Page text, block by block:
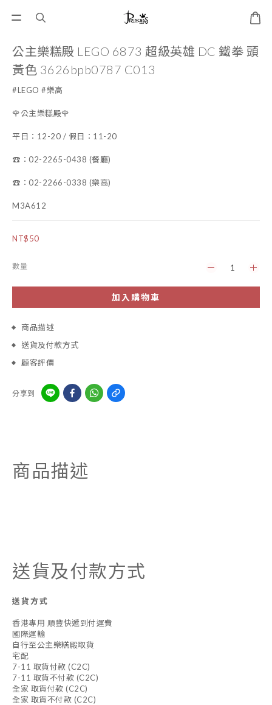
公主樂糕殿 LEGO 6873 超級英雄 DC 鐵拳 頭
黃色 3626bpb0787 C013
#LEGO #樂高
🌹公主樂糕殿🌹
平日：12-20 / 假日：11-20
☎️：02-2265-0438 (餐廳)
☎️：02-2266-0338 (樂高)
M3A612
NT$50
數量
加入購物車
商品描述
送貨及付款方式
顧客評價
分享到
商品描述
送貨及付款方式
送貨方式
香港專用 順豐快遞到付運費
國際運輸
自行至公主樂糕殿取貨
宅配
7-11 取貨付款 (C2C)
7-11 取貨不付款 (C2C)
全家 取貨付款 (C2C)
全家 取貨不付款 (C2C)